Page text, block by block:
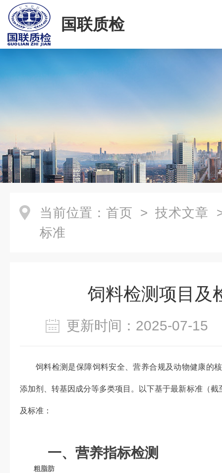
国联质检
当前位置： 首页 > 技术文章
标准
饲料检测项目及
更新时间：2025-07-
饲料检测是保障饲料安全、营养合规及动物健康的
添加剂、转基因成分等多类项目。以下基于最新标准（
及标准：
一、营养指标检测
粗脂肪